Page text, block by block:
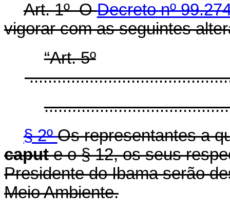
Art. 1º ODecreto nº
vigorar com as seguintes
“Art. 5º
§ 2ºOs representantes a
capute o § 12, os seus
Presidente do Ibama serão
Meio Ambiente.